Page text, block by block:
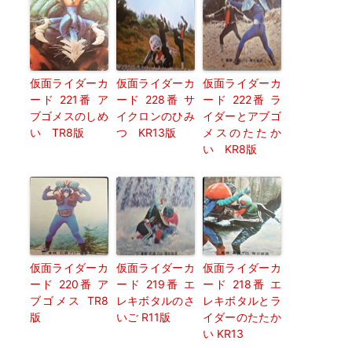
仮面ライダーカ
ード 221番 ア
ブゴメスのしめ
い TR8版
仮面ライダーカ
ード 228番 サ
イクロンのひみ
つ KR13版
仮面ライダーカ
ード 222番 ラ
イダーとアブゴ
メスのたたか
い KR8版
仮面ライダーカ
ード 220番 ア
ブゴメス TR8
版
仮面ライダーカ
ード 219番 エ
レキボタルのさ
いご R11版
仮面ライダーカ
ード 218番 エ
レキボタルとラ
イダーのたたか
い KR13